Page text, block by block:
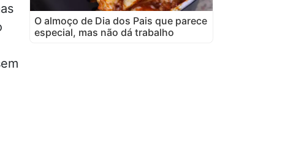
O almoço de Dia dos Pais que parece
especial, mas não dá trabalho